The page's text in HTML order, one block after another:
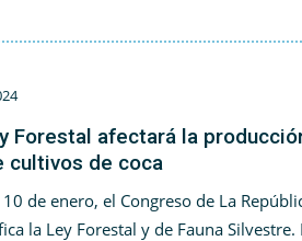
Forestal afectará la
cultivos de coca
de enero, el Congreso de La
la Ley Forestal y de Fauna Silvestre.